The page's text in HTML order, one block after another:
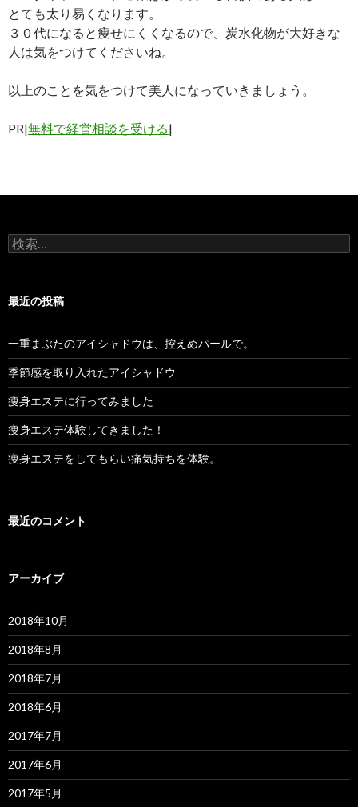
とても太り易くなります。
３０代になると痩せにくくなるので、炭水化物が大好きな
人は気をつけてくださいね。
以上のことを気をつけて美人になっていきましょう。
PR|無料で経営相談を受ける|
検
索:
最近の投稿
一重まぶたのアイシャドウは、控えめパールで。
季節感を取り入れたアイシャドウ
痩身エステに行ってみました
痩身エステ体験してきました！
痩身エステをしてもらい痛気持ちを体験。
最近のコメント
アーカイブ
2018年10月
2018年8月
2018年7月
2018年6月
2017年7月
2017年6月
2017年5月